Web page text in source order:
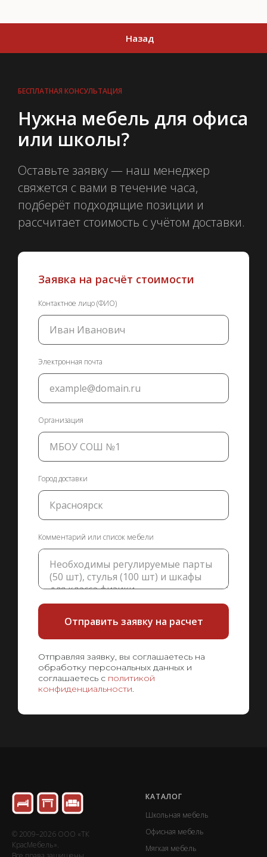
Назад
БЕСПЛАТНАЯ КОНСУЛЬТАЦИЯ
Нужна мебель для офиса
или школы?
Оставьте заявку — наш менеджер
свяжется с вами в течение часа,
подберёт подходящие позиции и
рассчитает стоимость с учётом доставки.
Заявка на расчёт стоимости
Контактное лицо (ФИО)
Электронная почта
Организация
Город доставки
Комментарий или список мебели
Отправить заявку на расчет
Отправляя заявку, вы соглашаетесь на
обработку персональных данных и
соглашаетесь с политикой
конфиденциальности
© 2009–2026 ООО «ТК
КрасМебель».
КАТАЛОГ
Школьная мебель
Офисная мебель
Мягкая мебель